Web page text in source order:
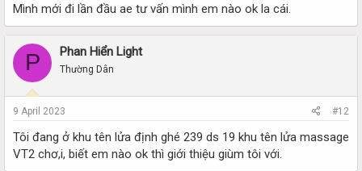
Mình mới đi lần đầu ae tư vấn mình em nào ok la cái.
P Phan Hiển Light
Thường Dân
9 April 2023 #12
Tôi đang ở khu tên lửa định ghé 239 ds 19 khu tên lửa massage
VT2 chơ,i, biết em nào ok thì giới thiệu giùm tôi với.